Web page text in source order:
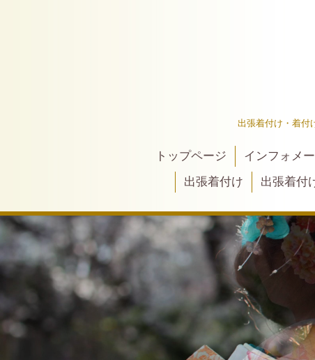
出張着付け・着付
トップページ インフォメ
出張着付け
出張着付